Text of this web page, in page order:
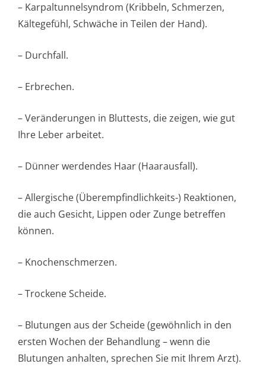
– Karpaltunnelsyndrom (Kribbeln, Schmerzen,
Kältegefühl, Schwäche in Teilen der Hand).
– Durchfall.
– Erbrechen.
– Veränderungen in Bluttests, die zeigen, wie gut
Ihre Leber arbeitet.
– Dünner werdendes Haar (Haarausfall).
– Allergische (Überempfindlichke­its-) Reaktionen,
die auch Gesicht, Lippen oder Zunge betreffen
können.
– Knochenschmerzen.
– Trockene Scheide.
– Blutungen aus der Scheide (gewöhnlich in den
ersten Wochen der Behandlung – wenn die
Blutungen anhalten, sprechen Sie mit Ihrem Arzt).